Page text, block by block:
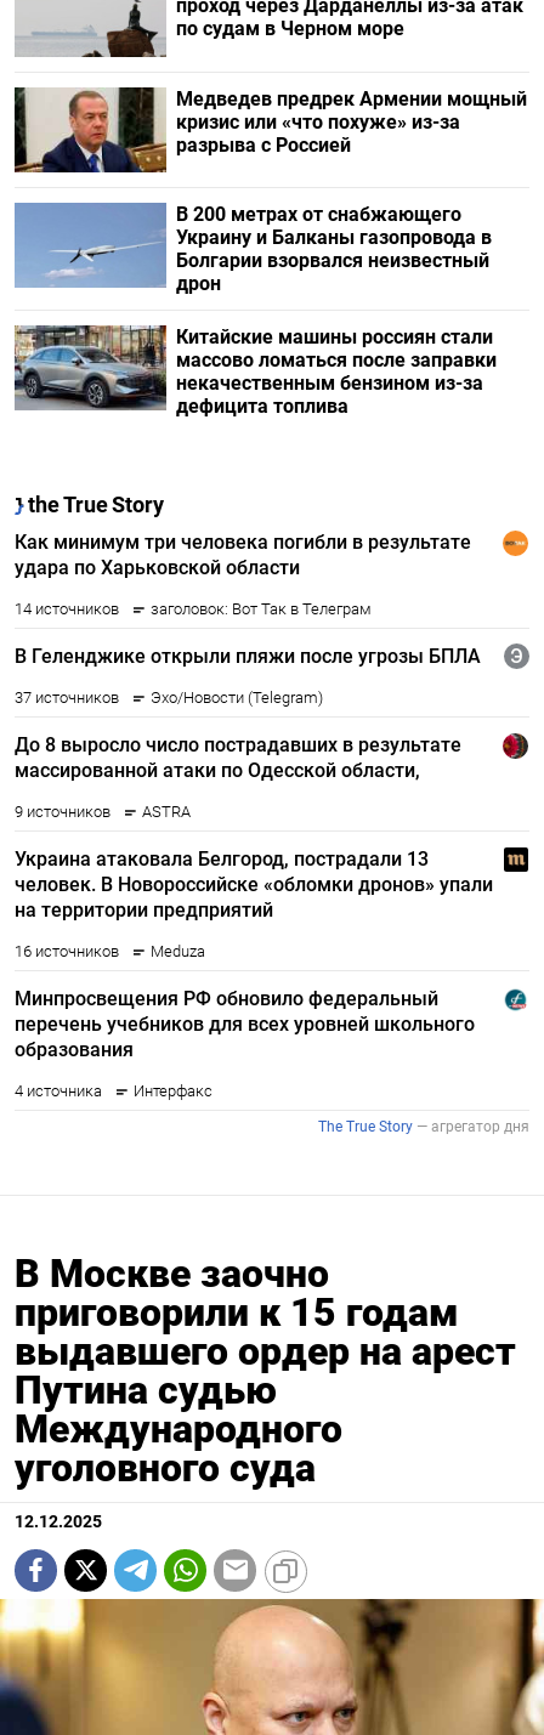
проход через Дарданеллы из-за атак
по судам в Черном море
Медведев предрек Армении мощный
кризис или «что похуже» из-за
разрыва с Россией
В 200 метрах от снабжающего
Украину и Балканы газопровода в
Болгарии взорвался неизвестный
дрон
Китайские машины россиян стали
массово ломаться после заправки
некачественным бензином из-за
дефицита топлива
В Москве заочно
приговорили к 15 годам
выдавшего ордер на арест
Путина судью
Международного
уголовного суда
12.12.2025